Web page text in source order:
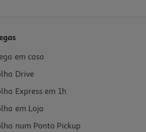
em casa
Drive
Express em 1h
em Loja
num Ponto Pickup